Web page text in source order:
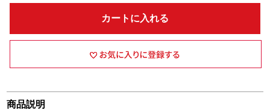
カートに入れる
商品説明